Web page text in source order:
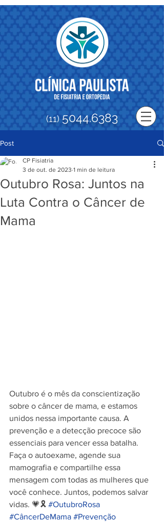
(11) 5044.6383
Post
Outubro Rosa: Juntos na
Luta Contra o Câncer de
Mama
CP Fisiatria
3 de out. de 2023 1 min de leitura
Outubro é o mês da conscientização
sobre o câncer de mama, e estamos
unidos nessa importante causa. A
prevenção e a detecção precoce são
essenciais para vencer essa batalha.
Faça o autoexame, agende sua
mamografia e compartilhe essa
mensagem com todas as mulheres que
você conhece. Juntos, podemos salvar
vidas. 💗🎗️ #OutubroRosa
#CâncerDeMama #Prevenção